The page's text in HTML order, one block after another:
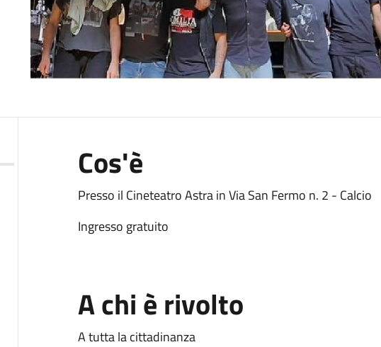
Cos'è
Presso il Cineteatro Astra in Via San Fermo n. 2 - Calcio
Ingresso gratuito
A chi è rivolto
A tutta la cittadinanza